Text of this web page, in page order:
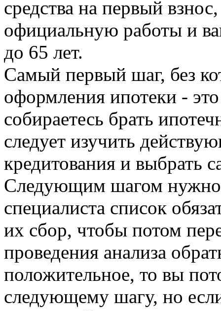
средства на первый
официальную работы и
до 65 лет.
Самый первый шаг, без
оформления ипотеки -
собираетесь брать
следует изучить
кредитования и выбрать
Следующим шагом нужно
специалиста список
их сбор, чтобы потом
проведения анализа
положительное, то вы
следующему шагу, но